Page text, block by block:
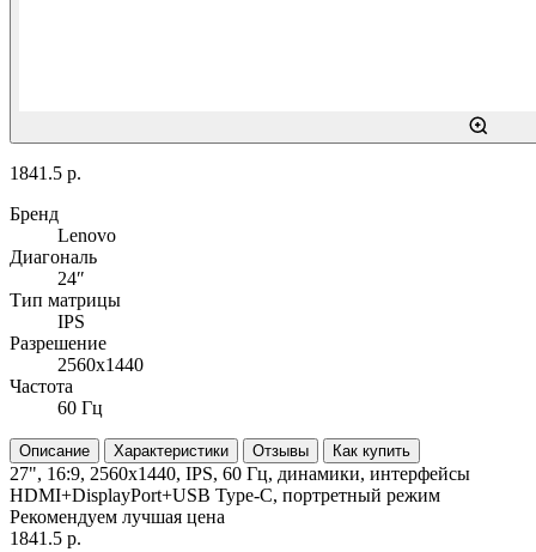
1841.5 р.
Бренд
Lenovo
Диагональ
24″
Тип матрицы
IPS
Разрешение
2560x1440
Частота
60 Гц
Описание Характеристики Отзывы Как купить
27", 16:9, 2560x1440, IPS, 60 Гц, динамики, интерфейсы
HDMI+DisplayPort+USB Type-C, портретный режим
Рекомендуем лучшая цена
1841.5 р.